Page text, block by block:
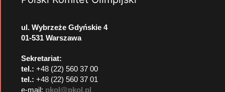
ul. Wybrzeże Gdyńskie 4
01-531 Warszawa
Sekretariat:
tel.: +48 (22) 560 37 00
tel.: +48 (22) 560 37 01
e-mail: pkol@pkol.pl